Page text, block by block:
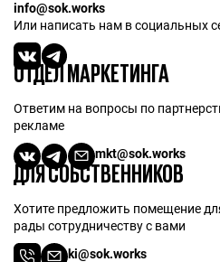
info@sok.works
Или написать нам в социальных
ОТДЕЛ МАРКЕТИНГА
Ответим на вопросы по
рекламе
mkt@sok.works
ДЛЯ СОБСТВЕННИКОВ
Хотите предложить помещение
рады сотрудничеству с вами
ki@sok.works